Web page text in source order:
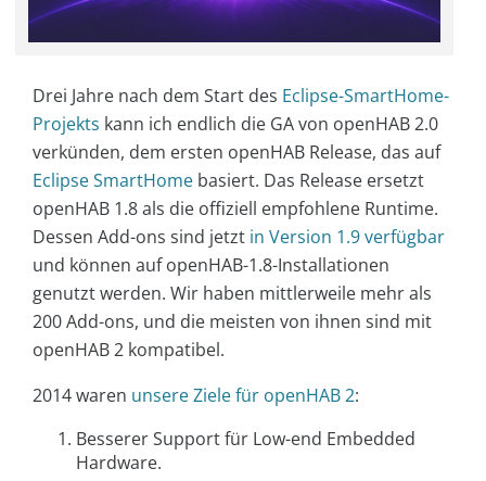
Drei Jahre nach dem Start des Eclipse-SmartHome-
Projekts kann ich endlich die GA von openHAB 2.0
verkünden, dem ersten openHAB Release, das auf
Eclipse SmartHome basiert. Das Release ersetzt
openHAB 1.8 als die offiziell empfohlene Runtime.
Dessen Add-ons sind jetzt in Version 1.9 verfügbar
und können auf openHAB-1.8-Installationen
genutzt werden. Wir haben mittlerweile mehr als
200 Add-ons, und die meisten von ihnen sind mit
openHAB 2 kompatibel.
2014 waren unsere Ziele für openHAB 2:
Besserer Support für Low-end Embedded
Hardware.